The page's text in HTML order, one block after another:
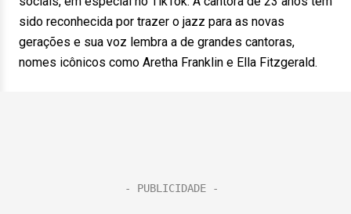
sido reconhecida por trazer o jazz para as novas
gerações e sua voz lembra a de grandes cantoras,
nomes icônicos como Aretha Franklin e Ella Fitzgerald.